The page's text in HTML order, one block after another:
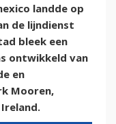
landde op
de lijndienst
bleek een
ontwikkeld van
en
Mooren,